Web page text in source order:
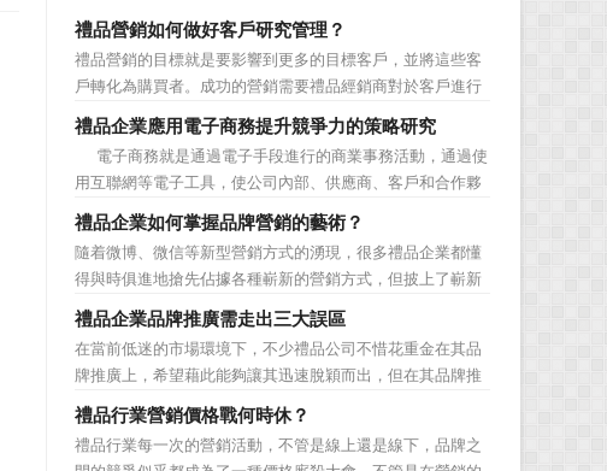
禮品營銷如何做好客戶研究管理？
禮品營銷的目標就是要影響到更多的目標客戶，並將這些客
戶轉化為購買者。成功的營銷需要禮品經銷商對於客戶進行
相應的分類，了解不同類型客戶的貢獻度，從而有的放矢的
制定相應的營銷對策，而這需要對於客戶研究方面更多地投
入，這不僅是銷售環節的事，也需要營銷管理策略的整體支
持。具體來說，有以下...
禮品企業應用電子商務提升競爭力的策略研究
電子商務就是通過電子手段進行的商業事務活動，通過使
用互聯網等電子工具，使公司內部、供應商、客戶和合作夥
伴之間，利用電子業務共享信息，實現企業間業務流程的電
子化，配合企業內部的電子化生產管理系統，提高企業的生
產、庫存、流通和資金等各個環節的效率。它具有結構性、
動態性、社...
禮品企業如何掌握品牌營銷的藝術？
隨着微博、微信等新型營銷方式的湧現，很多禮品企業都懂
得與時俱進地搶先佔據各種嶄新的營銷方式，但披上了嶄新
的營銷軀殼，卻沒有掌握營銷的靈魂。要知道，營銷真正的
價值不是將品牌鋪設到消費者眼前，而是將品牌印到消費者
心裡 與消費者的心理距離的拉近，並不是一朝一夕的事
情，需要做好持...
禮品企業品牌推廣需走出三大誤區
在當前低迷的市場環境下，不少禮品公司不惜花重金在其品
牌推廣上，希望藉此能夠讓其迅速脫穎而出，但在其品牌推
廣的營銷管理思路上，也有許多禮品企業走入了幾大誤區而
無法自拔，這其中，最為常見的誤區有： 誤區一：不清
楚品牌到底在表達什麼 很多禮品企業在推廣品牌之前，
禮品行業營銷價格戰何時休？
禮品行業每一次的營銷活動，不管是線上還是線下，品牌之